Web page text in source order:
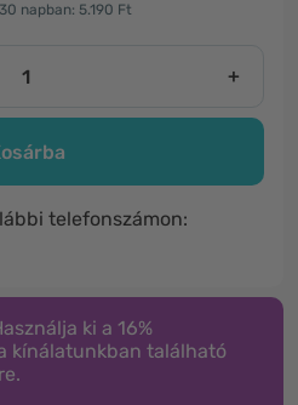
napban: 5.190 Ft
+
telefonszámon:
ki a 16%
kínálatunkban található